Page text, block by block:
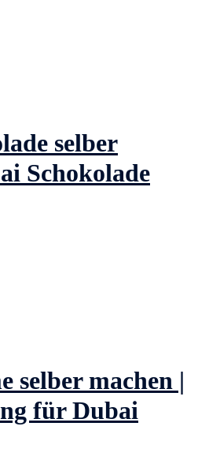
selber
Schokolade
selber machen |
für Dubai